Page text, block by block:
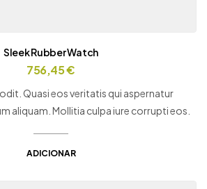
Sleek Rubber Watch
756,45€
Quasi eos veritatis qui aspernatur
aliquam. Mollitia culpa iure corrupti eos.
ADICIONAR